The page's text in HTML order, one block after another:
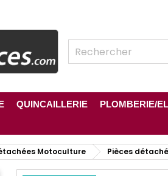
QUINCAILLERIE PLOMBERIE/
Motoculture Pièces